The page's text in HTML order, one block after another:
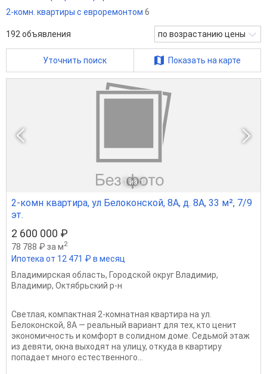
2-комн. квартиры с евроремонтом 6
192 объявления по возрастанию цены
Уточнить поиск Показать на карте
1 из 1
2-комн квартира, ул Белоконской, 8А, д. 8А, 33 м², 7/9
эт.
2 600 000 ₽
78 788 ₽ за м2
Ипотека от 12 471 ₽ в месяц
Владимирская область, Городской округ Владимир,
Владимир, Октябрьский р-н
Светлая, компактная 2-комнатная квартира на ул.
Белоконской, 8А — реальный вариант для тех, кто ценит
экономичность и комфорт в солидном доме. Седьмой этаж
из девяти, окна выходят на улицу, откуда в квартиру
попадает много естественного...